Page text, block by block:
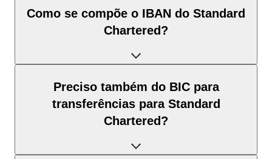
Como se compõe o IBAN do Standard
Chartered?
composto por três elementos:
segundo a norma ISO 3166-1.
Preciso também do BIC para
transferências para Standard
Chartered?